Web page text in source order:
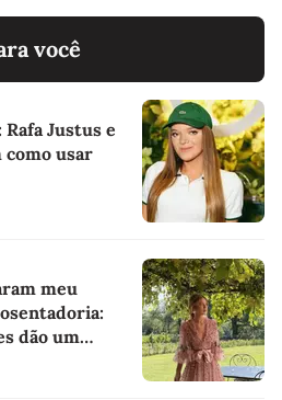
você
Rafa Justus e
como usar
meu
dão um